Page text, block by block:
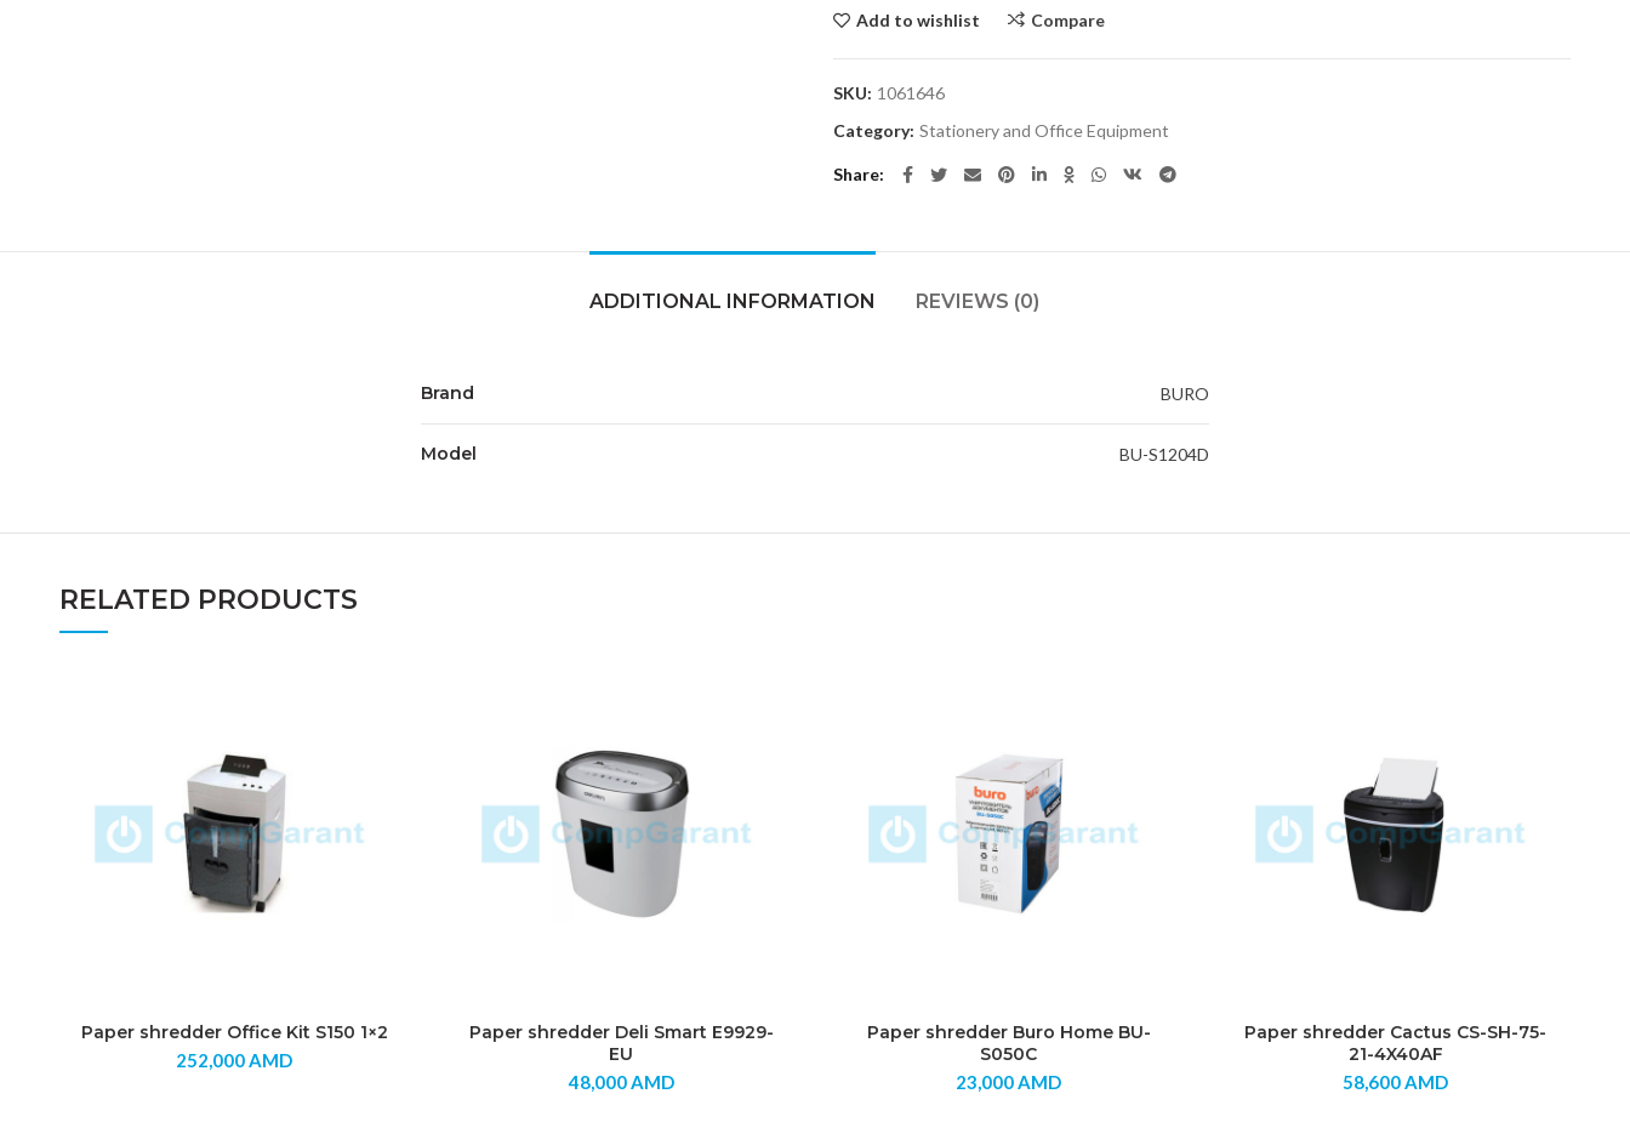
Add to wishlist Compare
SKU: 1061646
Category: Stationery and Office Equipment
Share
ADDITIONAL INFORMATION REVIEWS (0)
Brand BURO
Model BU-S1204D
RELATED PRODUCTS
Paper shredder Office Kit S150 1×2
252,000AMD
Paper shredder Deli Smart E9929-
EU
48,000AMD
Paper shredder Buro Home BU-
S050C
23,000AMD
Paper shredder Cactus CS-SH-75-
21-4X40AF
58,600AMD